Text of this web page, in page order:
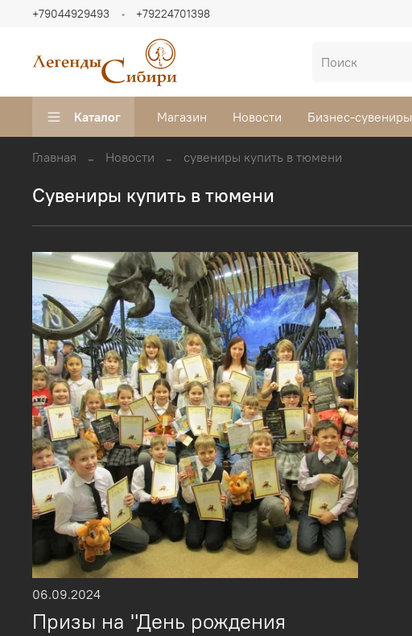
+79044929493 +79224701398
Каталог Магазин Новости Бизнес-сувениры
Главная Новости сувениры купить в тюмени
сувениры купить в тюмени
06.09.2024
Призы на "День рождения